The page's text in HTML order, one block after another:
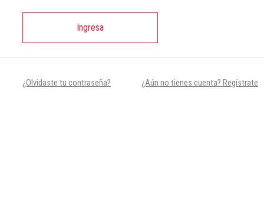
Ingresa
¿Olvidaste tu contraseña? ¿Aún no tienes cuenta? Regístrate